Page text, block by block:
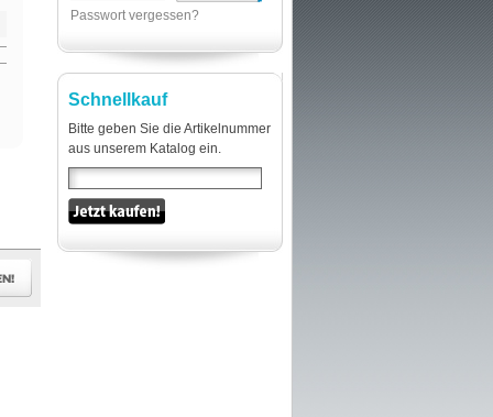
Passwort vergessen?
Schnellkauf
Bitte geben Sie die Artikelnummer
aus unserem Katalog ein.